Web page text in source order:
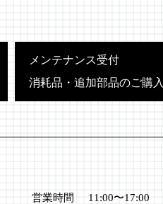
メンテナンス受付
消耗品・追加部品のご購入
営業時間
11:00〜17:00